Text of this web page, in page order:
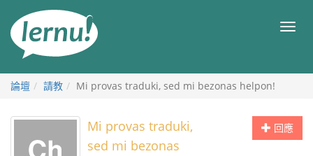
目
論壇 請教 Mi provas traduki, sed mi bezonas helpon!
回應
Mi provas traduki,
sed mi bezonas